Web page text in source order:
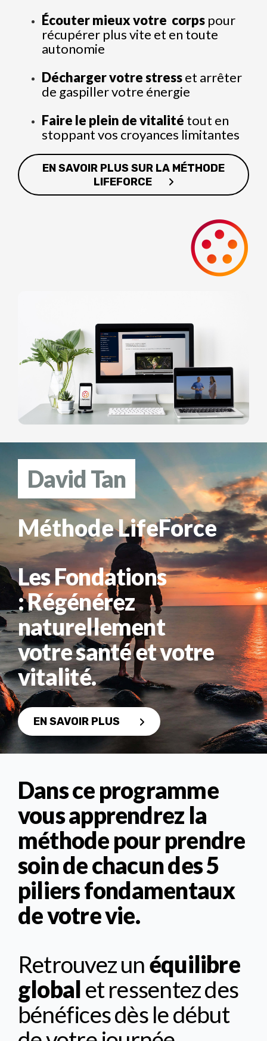
Écouter mieux votre corps pour
récupérer plus vite et en toute
autonomie
Décharger votre stresset arrêter
de gaspiller votre énergie
Faire le plein de vitalité tout en
stoppant vos croyances limitantes
EN SAVOIR PLUS SUR LA MÉTHODE
LIFEFORCE
David Tan
Méthode LifeForce
Les Fondations
: Régénérez
naturellement
votre santé et votre
vitalité.
EN SAVOIR PLUS
Dans ce programme
vous apprendrez la
méthode pour prendre
soin de chacun des 5
piliers fondamentaux
de votre vie.
Retrouvez unéquilibre
globalet ressentez des
bénéfices dès le début